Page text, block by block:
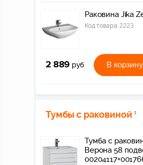
Раковина Jika
Код товара:2223
2 889 руб В корзину
Тумбы с раковиной 1
Тумба с
Верона 58